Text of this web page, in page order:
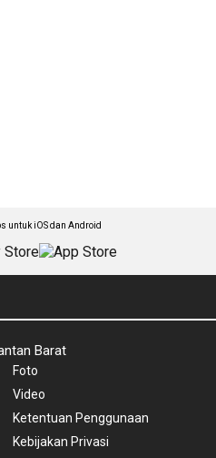
untuk iOS dan Android
Barat
Foto
Video
Ketentuan Penggunaan
Kebijakan Privasi